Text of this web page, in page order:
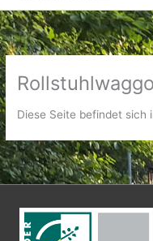
Diese Seite befindet sich